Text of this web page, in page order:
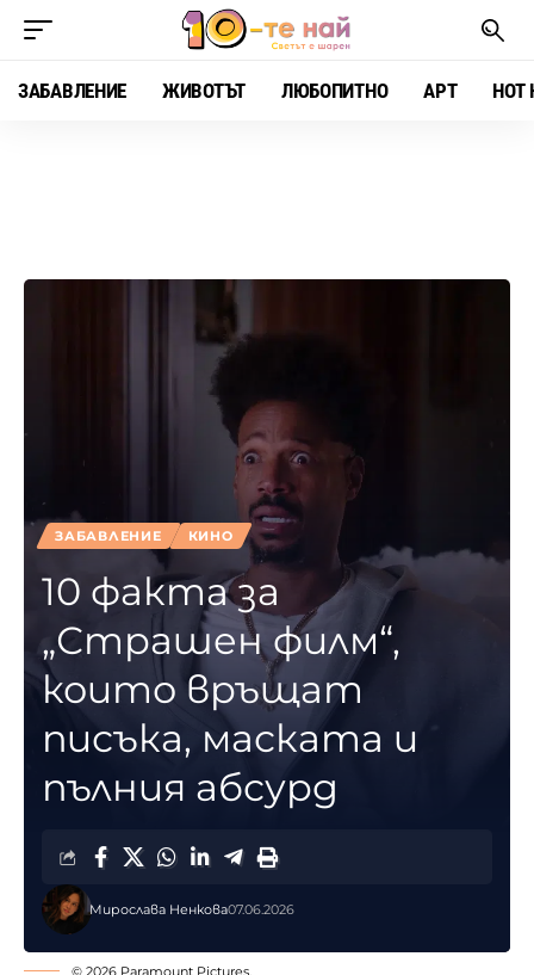
ЗАБАВЛЕНИЕ ЖИВОТЪТ ЛЮБОПИТНО АРТ HOT
ЗАБАВЛЕНИЕ КИНО
10 факта за
„Страшен филм“,
които връщат
писъка, маската и
пълния абсурд
Мирослава Ненкова07.06.2026
© 2026 Paramount Pictures.